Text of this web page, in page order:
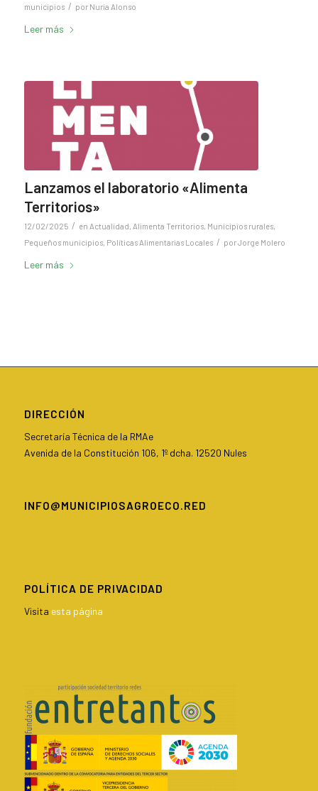
municipios / por Nuria Alonso
Leer más
Lanzamos el laboratorio «Alimenta
Territorios»
12/02/2025 / en Actualidad, Alimenta Territorios, Municipios rurales,
Pequeños municipios, Políticas Alimentarias Locales / porJorge Molero
Leer más
DIRECCIÓN
Secretaría Técnica de la RMAe
Avenida de la Constitución 106, 1º dcha. 12520 Nules
INFO@MUNICIPIOSAGROECO.RED
POLÍTICA DE PRIVACIDAD
Visita esta página